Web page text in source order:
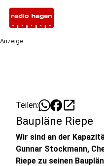
Anzeige
Teilen: open_in_new
Baupläne Riepe
Wir sind an der
Gunnar Stockmann,
Riepe zu seinen